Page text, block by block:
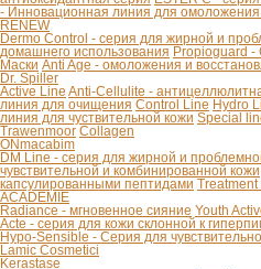
- Инновационная линия для
RENEW
Dermo Control - серия для жирной и
домашнего использования Propioguard
Маски Anti Age - омоложения и
Dr. Spiller
Active Line Anti-Cellulite -
линия для очищения Control Line Hydro
линия для чуствительной кожи Special
Trawenmoor Collagen
ONmacabim
DM Line - серия для жирной и
чувствительной и комбинированной кожи
капсулированными пептидами Treatment
ACADEMIE
Radiance - мгновенное сияние Youth
Acte - серия для кожи склонной к
Hypo-Sensible - Серия для
Lamic Cosmetici
Kerastase